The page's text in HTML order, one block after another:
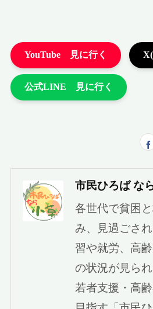
市民ひろば な
各世代で貧困
み、見過ごさ
習や就労、高
の状況が見ら
若者支援・高